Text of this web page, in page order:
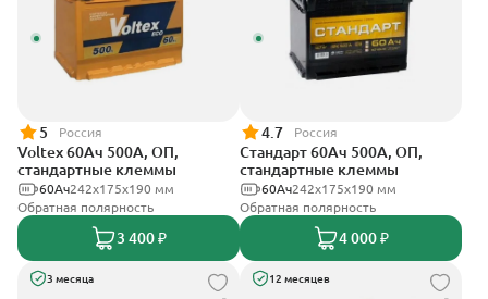
5 Россия
Voltex 60Ач 500А, ОП,
стандартные клеммы
242х175х190 мм
60Ач
Обратная полярность
3 400 ₽
4.7 Россия
Стандарт 60Ач 500А, ОП,
стандартные клеммы
242x175x190 мм
60Ач
Обратная полярность
4 000 ₽
3 месяца 12 месяцев